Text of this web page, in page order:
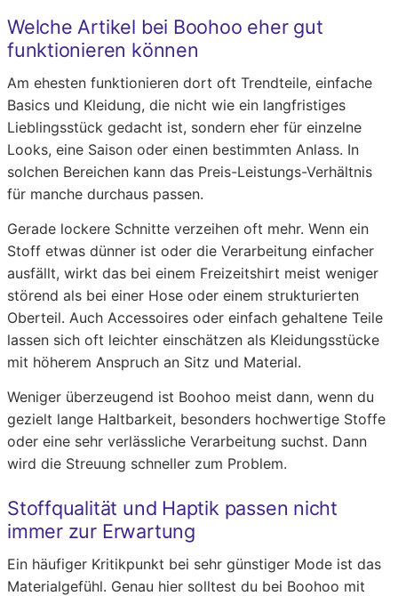
Welche Artikel bei Boohoo eher gut
funktionieren können
Am ehesten funktionieren dort oft Trendteile, einfache
Basics und Kleidung, die nicht wie ein langfristiges
Lieblingsstück gedacht ist, sondern eher für einzelne
Looks, eine Saison oder einen bestimmten Anlass. In
solchen Bereichen kann das Preis-Leistungs-Verhältnis
für manche durchaus passen.
Gerade lockere Schnitte verzeihen oft mehr. Wenn ein
Stoff etwas dünner ist oder die Verarbeitung einfacher
ausfällt, wirkt das bei einem Freizeitshirt meist weniger
störend als bei einer Hose oder einem strukturierten
Oberteil. Auch Accessoires oder einfach gehaltene Teile
lassen sich oft leichter einschätzen als Kleidungsstücke
mit höherem Anspruch an Sitz und Material.
Weniger überzeugend ist Boohoo meist dann, wenn du
gezielt lange Haltbarkeit, besonders hochwertige Stoffe
oder eine sehr verlässliche Verarbeitung suchst. Dann
wird die Streuung schneller zum Problem.
Stoffqualität und Haptik passen nicht
immer zur Erwartung
Ein häufiger Kritikpunkt bei sehr günstiger Mode ist das
Materialgefühl. Genau hier solltest du bei Boohoo mit